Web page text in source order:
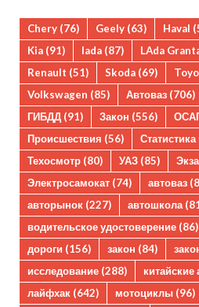
Chery (76) Geely (63) Haval
Kia (91) lada (87) LAda
Renault (51) Skoda (69)
Volkswagen (85) Автоваз (706)
ГИБДД (91) Закон (556)
Происшествия (56) Статистика
Техосмотр (80) УАЗ (85)
Электросамокат (74) автоваз
авторынок (227) автошкола
водительское удостоверение (86)
дороги (156) закон (84)
исследование (288)
лайфхак (642) мотоциклы (96)